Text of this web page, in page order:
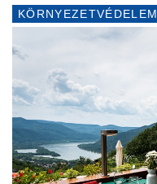
KÖRNYEZETVÉDELEM